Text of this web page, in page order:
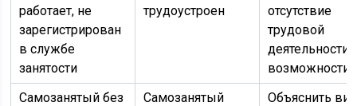
работает, не
зарегистрирован
в службе
занятости
трудоустроен
отсутствие
трудовой
деятельности
возможности
Самозанятый без
Самозанятый
Объяснить